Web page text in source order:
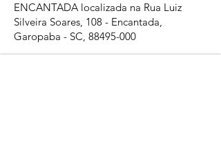
ENCANTADA localizada na Rua Luiz
Silveira Soares, 108 - Encantada,
Garopaba - SC, 88495-000